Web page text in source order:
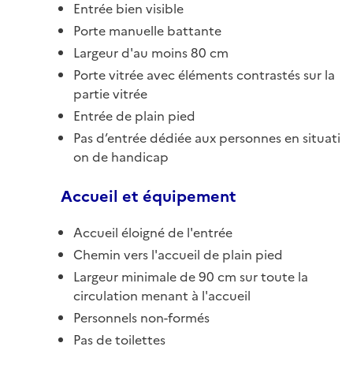
Entrée bien visible
Porte manuelle battante
Largeur d'au moins 80 cm
Porte vitrée avec éléments contrastés sur la
partie vitrée
Entrée de plain pied
Pas d’entrée dédiée aux personnes en situati
on de handicap
Accueil et équipement
Accueil éloigné de l'entrée
Chemin vers l'accueil de plain pied
Largeur minimale de 90 cm sur toute la
circulation menant à l'accueil
Personnels non-formés
Pas de toilettes